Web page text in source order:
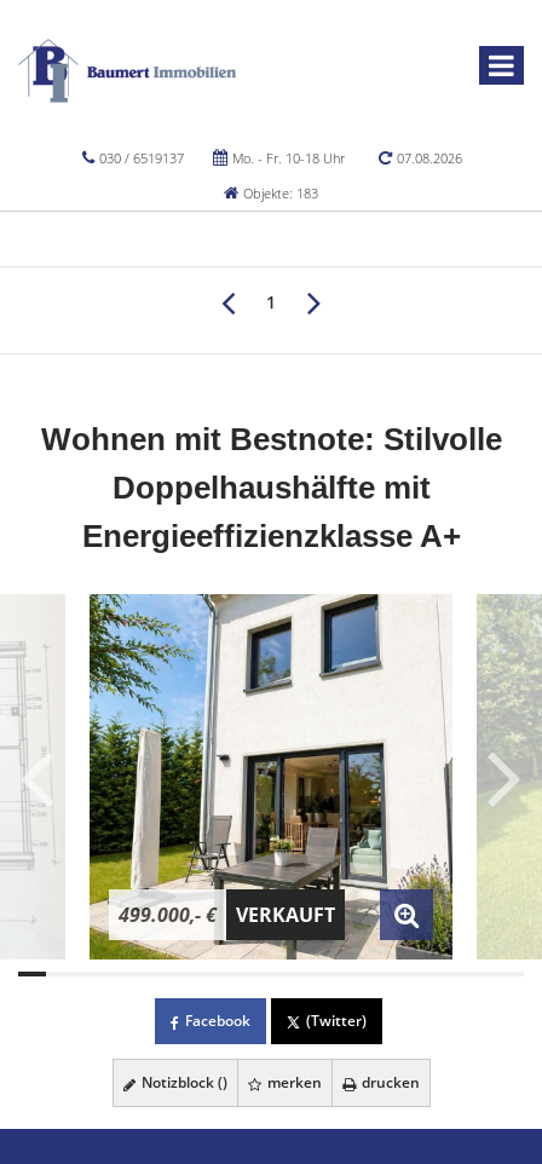
030 / 6519137 Mo. - Fr. 10-18 Uhr
07.08.2026
Objekte: 183
1
Wohnen mit Bestnote: Stilvolle
Doppelhaushälfte mit
Energieeffizienzklasse A+
499.000,- € VERKAUFT
Facebook (Twitter)
Notizblock () merken drucken